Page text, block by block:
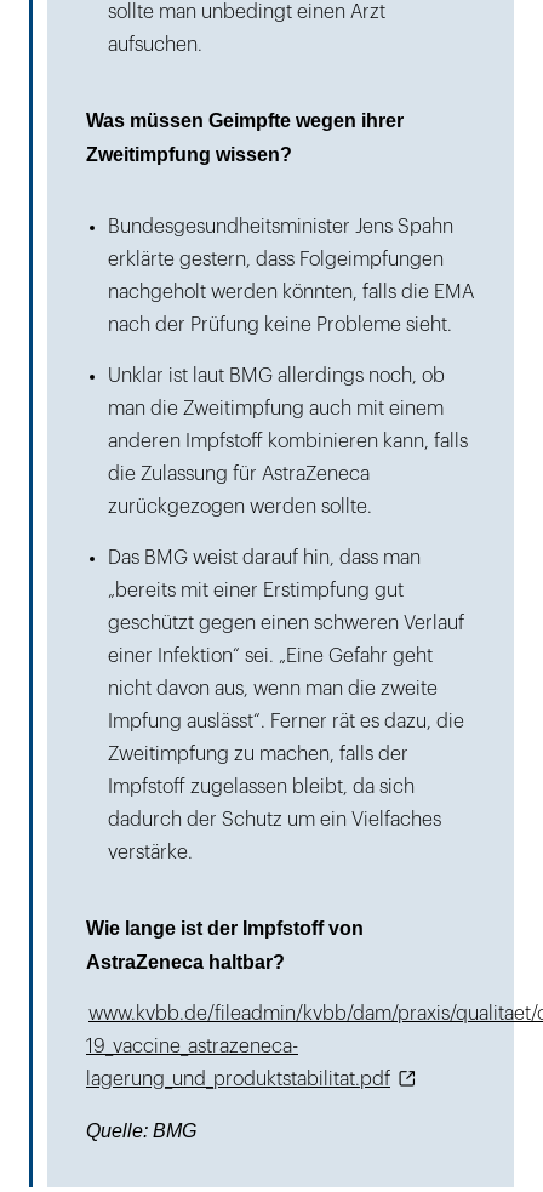
sollte man unbedingt einen Arzt
aufsuchen.
Was müssen Geimpfte wegen ihrer
Zweitimpfung wissen?
Bundesgesundheitsminister Jens Spahn
erklärte gestern, dass Folgeimpfungen
nachgeholt werden könnten, falls die EMA
nach der Prüfung keine Probleme sieht.
Unklar ist laut BMG allerdings noch, ob
man die Zweitimpfung auch mit einem
anderen Impfstoff kombinieren kann, falls
die Zulassung für AstraZeneca
zurückgezogen werden sollte.
Das BMG weist darauf hin, dass man
„bereits mit einer Erstimpfung gut
geschützt gegen einen schweren Verlauf
einer Infektion“ sei. „Eine Gefahr geht
nicht davon aus, wenn man die zweite
Impfung auslässt“. Ferner rät es dazu, die
Zweitimpfung zu machen, falls der
Impfstoff zugelassen bleibt, da sich
dadurch der Schutz um ein Vielfaches
verstärke.
Wie lange ist der Impfstoff von
AstraZeneca haltbar?
www.kvbb.de/fileadmin/kvbb/dam/praxis/
19_vaccine_astrazeneca-
lagerung_und_produktstabilitat.pdf
Quelle: BMG